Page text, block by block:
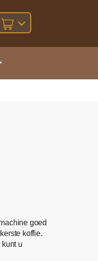
goed
koffie.
kunt u